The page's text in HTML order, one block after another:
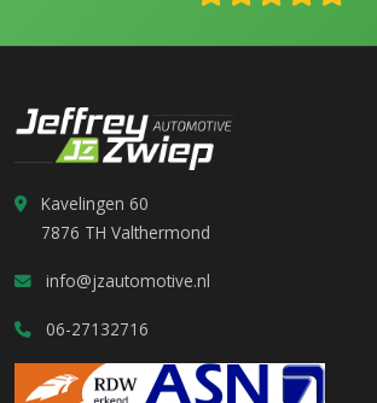
Kavelingen 60
7876 TH Valthermond
info@jzautomotive.nl
06-27132716